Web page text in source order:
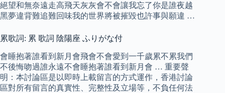
絕望和無奈遠走高飛天灰灰會不會讓我忘了你是誰夜越
黑夢違背難追難回味我的世界將被摧毀也許事與願違 …
累歌詞: 累 歌詞 陰陽座 ふりがな付
會睡抱著誰看到新月會飛會不會愛到一千歲累不累我們
不後悔吻過誰永遠不會睡抱著誰看到新月會 … 重要聲
明：本討論區是以即時上載留言的方式運作，香港討論
區對所有留言的真實性、完整性及立場等，不負任何法